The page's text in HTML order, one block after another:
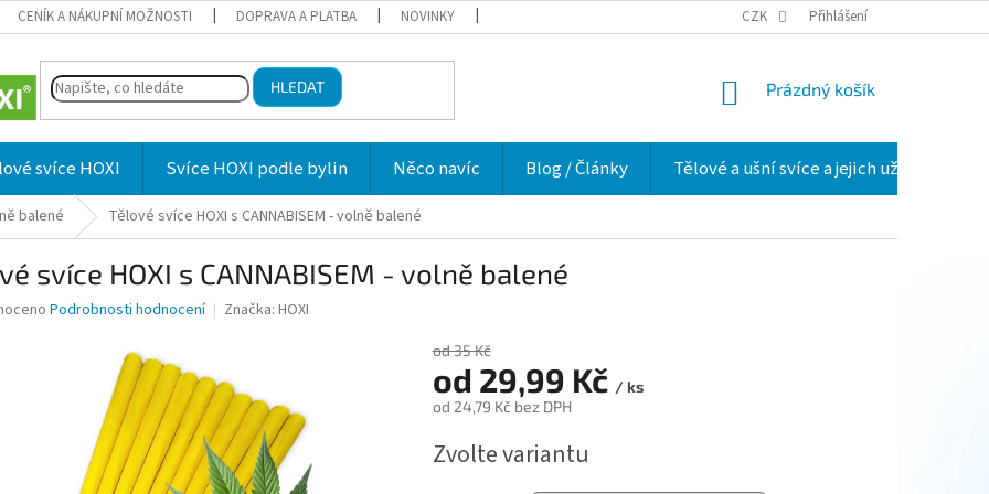
CENÍK A NÁKUPNÍ MOŽNOSTI DOPRAVA A PLATBA NOVINKY HODNOCENÍ OBCHODU O NÁS
CZK Přihlášení
HLEDAT
NÁKUPNÍ
Prázdný košík
svíce HOXI Svíce HOXI podle bylin Něco navíc Blog / Články Tělové a ušní svíce a jejich užití v praxi
balené Tělové svíce HOXI s CANNABISEM - volně balené
svíce HOXI s CANNABISEM - volně balené
Podrobnosti hodnocení Značka: HOXI
od 35 Kč
od 29,99 Kč / ks
od 24,79 Kčbez DPH
cena:
Zvolte variantu